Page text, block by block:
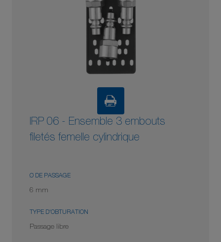
IRP 06 - Ensemble 3 embouts
filetés femelle cylindrique
Ø DE PASSAGE
6 mm
TYPE D'OBTURATION
Passage libre